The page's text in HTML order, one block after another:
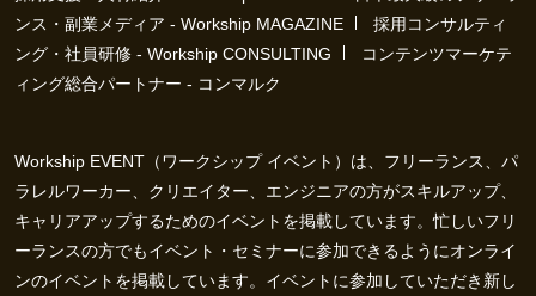
ンス・副業メディア - Workship MAGAZINE
採用コンサルティ
ング・社員研修 - Workship CONSULTING
コンテンツマーケテ
ィング総合パートナー - コンマルク
Workship EVENT（ワークシップ イベント）は、フリーランス、パ
ラレルワーカー、クリエイター、エンジニアの方がスキルアップ、
キャリアアップするためのイベントを掲載しています。忙しいフリ
ーランスの方でもイベント・セミナーに参加できるようにオンライ
ンのイベントを掲載しています。イベントに参加していただき新し